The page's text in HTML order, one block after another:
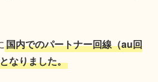
国内でのパートナー回線（au回
なりました。